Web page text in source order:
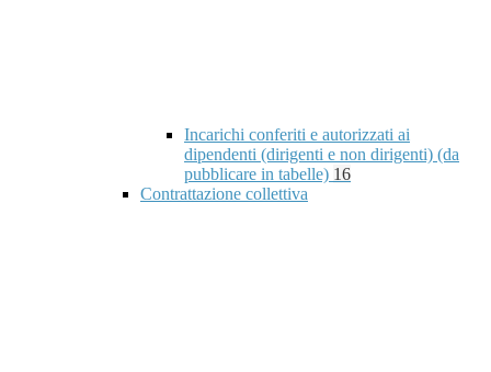
Incarichi conferiti e autorizzati ai
dipendenti (dirigenti e non dirigenti) (da
pubblicare in tabelle) 16
Contrattazione collettiva